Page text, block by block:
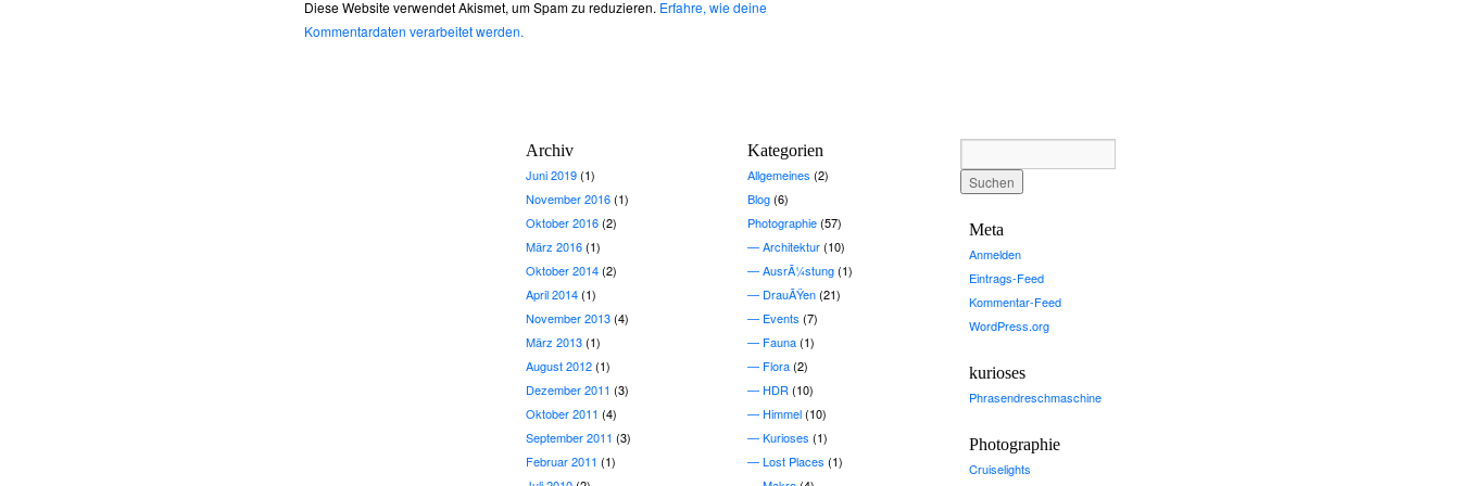
Diese Website verwendet Akismet, um Spam zu reduzieren. Erfahre, wie deine
Kommentardaten verarbeitet werden.
Archiv
Juni 2019(1)
November 2016(1)
Oktober 2016(2)
März 2016(1)
Oktober 2014(2)
April 2014(1)
November 2013(4)
März 2013(1)
August 2012(1)
Dezember 2011 (3)
Oktober 2011 (4)
September 2011 (3)
Februar 2011 (1)
Kategorien
Allgemeines (2)
Blog(6)
Photographie(57)
Architektur(10)
AusrÃ¼stung(1)
DrauÃŸen(21)
Events (7)
Fauna(1)
Flora(2)
HDR (10)
Himmel(10)
Kurioses (1)
Lost Places (1)
Meta
Anmelden
Eintrags-Feed
Kommentar-Feed
WordPress.org
kurioses
Phrasendreschmaschine
Photographie
Cruiselights